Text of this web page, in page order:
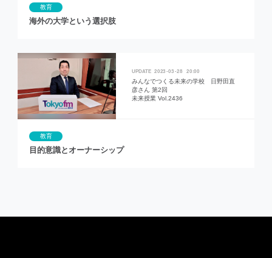
教育
海外の大学という選択肢
2023 03 28 20:00
みんなでつくる未来の学校 日野田直
彦さん 第2回
未来授業 Vol.2436
教育
目的意識とオーナーシップ